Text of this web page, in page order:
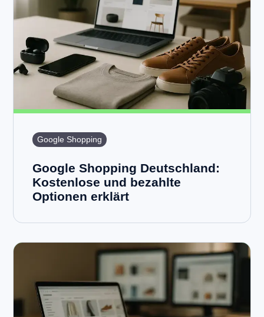
Google Shopping
Google Shopping Deutschland:
Kostenlose und bezahlte
Optionen erklärt